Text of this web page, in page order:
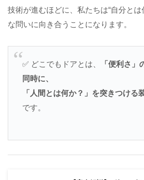
技術が進むほどに、私たちは“自分とは
な問いに向き合うことになります。
✅ どこでもドアとは、
「便利さ」
同時に、
「人間とは何か？」を突きつける
です。